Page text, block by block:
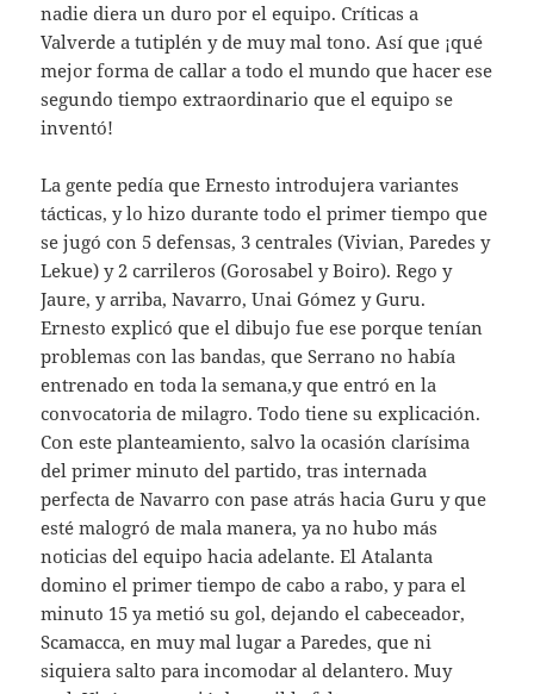
nadie diera un duro por el equipo. Críticas a
Valverde a tutiplén y de muy mal tono. Así que ¡qué
mejor forma de callar a todo el mundo que hacer ese
segundo tiempo extraordinario que el equipo se
inventó!
La gente pedía que Ernesto introdujera variantes
tácticas, y lo hizo durante todo el primer tiempo que
se jugó con 5 defensas, 3 centrales (Vivian, Paredes y
Lekue) y 2 carrileros (Gorosabel y Boiro). Rego y
Jaure, y arriba, Navarro, Unai Gómez y Guru.
Ernesto explicó que el dibujo fue ese porque tenían
problemas con las bandas, que Serrano no había
entrenado en toda la semana,y que entró en la
convocatoria de milagro. Todo tiene su explicación.
Con este planteamiento, salvo la ocasión clarísima
del primer minuto del partido, tras internada
perfecta de Navarro con pase atrás hacia Guru y que
esté malogró de mala manera, ya no hubo más
noticias del equipo hacia adelante. El Atalanta
domino el primer tiempo de cabo a rabo, y para el
minuto 15 ya metió su gol, dejando el cabeceador,
Scamacca, en muy mal lugar a Paredes, que ni
siquiera salto para incomodar al delantero. Muy